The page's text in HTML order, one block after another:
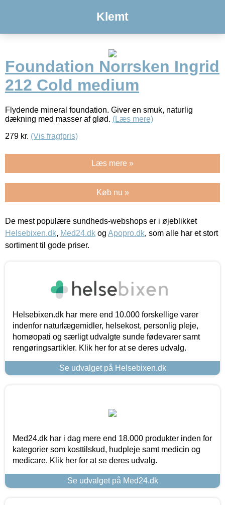
Klemt
Foundation Norrsken Ingrid
212 Cold medium
Flydende mineral foundation. Giver en smuk, naturlig
dækning med masser af glød. (Læs mere)
279 kr. (Vis fragtpris)
Læs mere »
Køb nu »
De mest populære sundheds-webshops er i øjeblikket
Helsebixen.dk, Med24.dk og Apopro.dk, som alle har et stort
sortiment til gode priser.
Helsebixen.dk har mere end 10.000 forskellige varer
indenfor naturlægemidler, helsekost, personlig pleje,
homøopati og særligt udvalgte sunde fødevarer samt
rengøringsartikler. Klik her for at se deres udvalg.
Se udvalget på Helsebixen.dk
Med24.dk har i dag mere end 18.000 produkter inden for
kategorier som kosttilskud, hudpleje samt medicin og
medicare. Klik her for at se deres udvalg.
Se udvalget på Med24.dk